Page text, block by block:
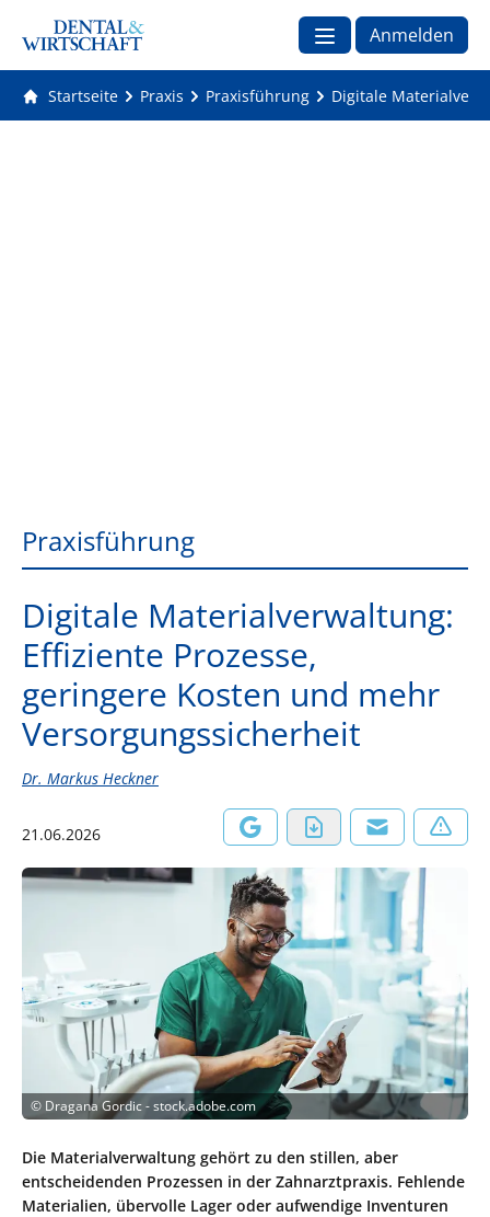
Anmelden
Startseite Praxis Praxisführung Digitale
Praxisführung
Digitale Materialverwaltung:
Effiziente Prozesse,
geringere Kosten und mehr
Versorgungssicherheit
Dr. Markus Heckner
21.06.2026
© Dragana Gordic - stock.adobe.com
Die Materialverwaltung gehört zu den stillen, aber
entscheidenden Prozessen in der Zahnarztpraxis. Fehlende
Materialien, übervolle Lager oder aufwendige Inventuren